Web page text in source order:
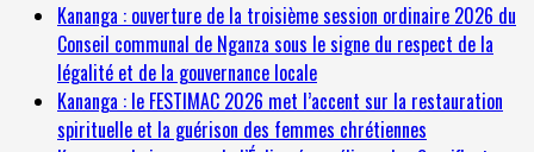
Kananga : ouverture de la troisième session ordinaire 2026 du
Conseil communal de Nganza sous le signe du respect de la
légalité et de la gouvernance locale
Kananga : le FESTIMAC 2026 met l’accent sur la restauration
spirituelle et la guérison des femmes chrétiennes